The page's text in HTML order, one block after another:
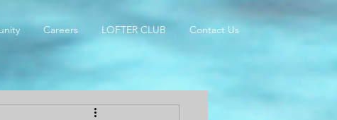
Careers LOFTER CLUB Contact Us